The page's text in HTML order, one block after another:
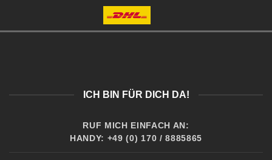
ICH BIN FÜR DICH DA!
RUF MICH EINFACH AN:
HANDY: +49 (0) 170 / 8885865